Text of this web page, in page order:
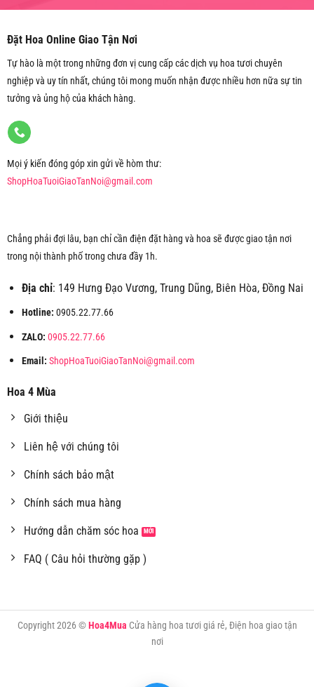
Đặt Hoa Online Giao Tận Nơi
Tự hào là một trong những đơn vị cung cấp các dịch vụ hoa tươi chuyên
nghiệp và uy tín nhất, chúng tôi mong muốn nhận được nhiều hơn nữa sự tin
tưởng và ủng hộ của khách hàng.
Mọi ý kiến đóng góp xin gửi về hòm thư:
ShopHoaTuoiGiaoTanNoi@gmail.com
Chẳng phải đợi lâu, bạn chỉ cần điện đặt hàng và hoa sẽ được giao tận nơi
trong nội thành phố trong chưa đầy 1h.
Địa chỉ: 149 Hưng Đạo Vương, Trung Dũng, Biên Hòa, Đồng Nai
Hotline: 0905.22.77.66
ZALO: 0905.22.77.66
Email: ShopHoaTuoiGiaoTanNoi@gmail.com
Hoa 4 Mùa
Giới thiệu
Liên hệ với chúng tôi
Chính sách bảo mật
Chính sách mua hàng
Hướng dẫn chăm sóc hoa
FAQ ( Câu hỏi thường gặp )
Copyright 2026 ©Hoa4Mua Cửa hàng hoa tươi giá rẻ, Điện hoa giao tận
nơi